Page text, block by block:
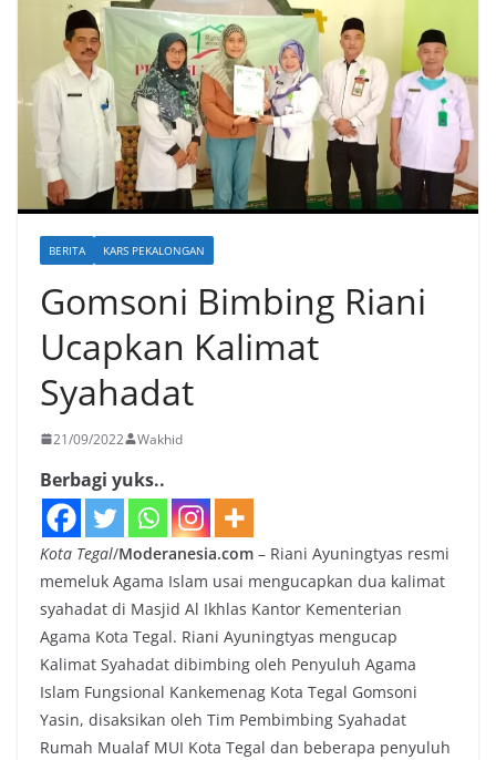
BERITA KARS PEKALONGAN
Gomsoni Bimbing Riani
Ucapkan Kalimat
Syahadat
21/09/2022 Wakhid
Berbagi yuks..
Kota Tegal/Moderanesia.com – Riani Ayuningtyas resmi
memeluk Agama Islam usai mengucapkan dua kalimat
syahadat di Masjid Al Ikhlas Kantor Kementerian
Agama Kota Tegal. Riani Ayuningtyas mengucap
Kalimat Syahadat dibimbing oleh Penyuluh Agama
Islam Fungsional Kankemenag Kota Tegal Gomsoni
Yasin, disaksikan oleh Tim Pembimbing Syahadat
Rumah Mualaf MUI Kota Tegal dan beberapa penyuluh